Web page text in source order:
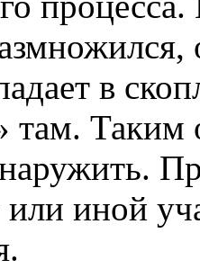
в
там.
иной